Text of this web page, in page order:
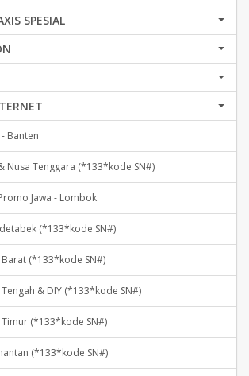
SPESIAL
Banten
Nusa Tenggara (*133*kode SN#)
Jawa - Lombok
(*133*kode SN#)
Barat (*133*kode SN#)
& DIY (*133*kode SN#)
Timur (*133*kode SN#)
(*133*kode SN#)